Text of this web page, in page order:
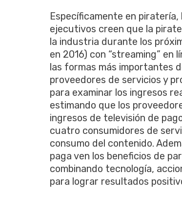
Específicamente en
ejecutivos creen que la
la industria durante los
en 2016) con “streaming”
las formas más importantes
proveedores de servicios y
para examinar los ingresos
estimando que los
ingresos de televisión de
cuatro consumidores de
consumo del contenido.
paga ven los beneficios de
combinando tecnología,
para lograr resultados